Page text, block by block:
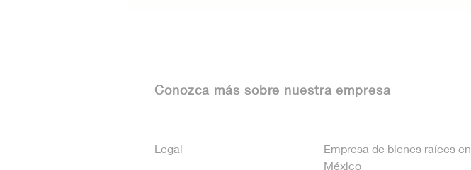
Conozca más sobre nuestra empresa
Legal
Empresa de bienes raíces en
México